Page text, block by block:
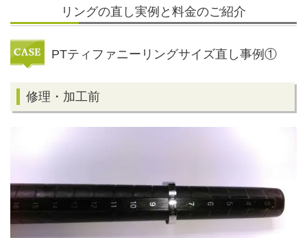
リングの直し実例と料金のご紹介
PTティファニーリングサイズ直し事例①
修理・加工前